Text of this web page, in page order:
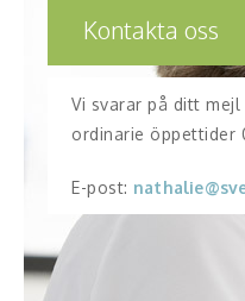
Kontakta oss
Vi svarar på ditt
ordinarie öppettider
E-post: